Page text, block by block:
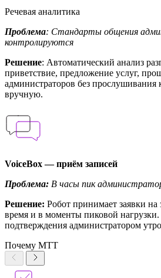
Речевая аналитика
Проблема: Стандарты общения
контролируются
Решение: Автоматический анализ
приветствие, предложение услуг,
администраторов без прослушивания
вручную.
VoiceBox — приём записей
Проблема: В часы пик
Решение: Робот принимает заявки на
время и в моменты пиковой
подтверждения администратором
Почему МТТ